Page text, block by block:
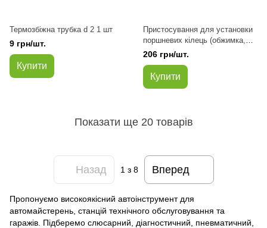
Термозбіжна трубка d 2 1 шт
9 грн/шт.
Купити
Пристосування для установки
поршневих кілець (обжимка,
правка, вставка)
206 грн/шт.
Купити
Показати ще 20 товарів
Назад 1 з 8 Вперед
Пропонуємо високоякісний автоінструмент для
автомайстерень, станцій технічного обслуговування та
гаражів. Підберемо слюсарний, діагностичний, пневматичний,